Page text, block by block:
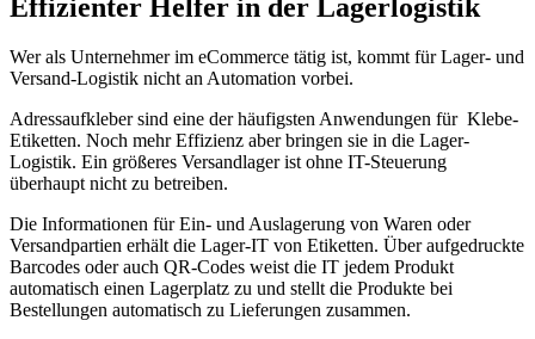
Effizienter Helfer in der Lagerlogistik
Wer als Unternehmer im eCommerce tätig ist, kommt für Lager- und
Versand-Logistik nicht an Automation vorbei.
Adressaufkleber sind eine der häufigsten Anwendungen für Klebe-
Etiketten. Noch mehr Effizienz aber bringen sie in die Lager-
Logistik. Ein größeres Versandlager ist ohne IT-Steuerung
überhaupt nicht zu betreiben.
Die Informationen für Ein- und Auslagerung von Waren oder
Versandpartien erhält die Lager-IT von Etiketten. Über aufgedruckte
Barcodes oder auch QR-Codes weist die IT jedem Produkt
automatisch einen Lagerplatz zu und stellt die Produkte bei
Bestellungen automatisch zu Lieferungen zusammen.